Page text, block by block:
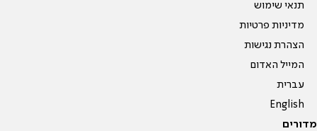
תנאי שימוש
מדיניות פרטיות
הצהרת נגישות
המייל האדום
עברית
English
מדורים